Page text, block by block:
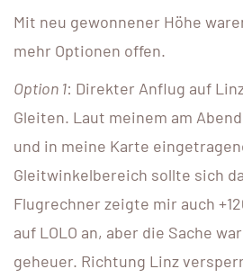
Mit neu gewonnener Höhe
mehr Optionen offen.
Option 1: Direkter Anflug auf
Gleiten. Laut meinem am
und in meine Karte
Gleitwinkelbereich sollte sich
Flugrechner zeigte mir auch
auf LOLO an, aber die Sache
geheuer. Richtung Linz